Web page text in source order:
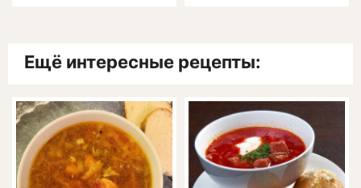
Ещё интересные рецепты: